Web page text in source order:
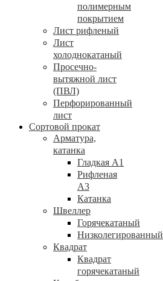
полимерным
покрытием
Лист рифленый
Лист
холоднокатаный
Просечно-
вытяжной лист
(ПВЛ)
Перфорированный
лист
Сортовой прокат
Арматура,
катанка
Гладкая А1
Рифленая
А3
Катанка
Швеллер
Горячекатаный
Низколегированный
Квадрат
Квадрат
горячекатаный